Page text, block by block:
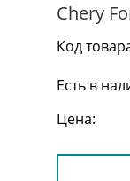
Chery
Код
Есть в
Цена: